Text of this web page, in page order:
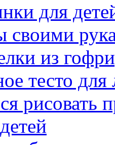
для
своими
из
тесто для
рисовать